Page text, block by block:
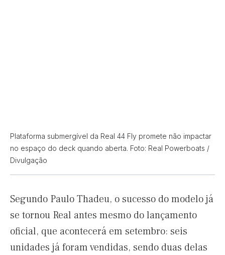
Plataforma submergível da Real 44 Fly promete não impactar
no espaço do deck quando aberta. Foto: Real Powerboats /
Divulgação
Segundo Paulo Thadeu, o sucesso do modelo já
se tornou Real antes mesmo do lançamento
oficial, que acontecerá em setembro: seis
unidades já foram vendidas, sendo duas delas